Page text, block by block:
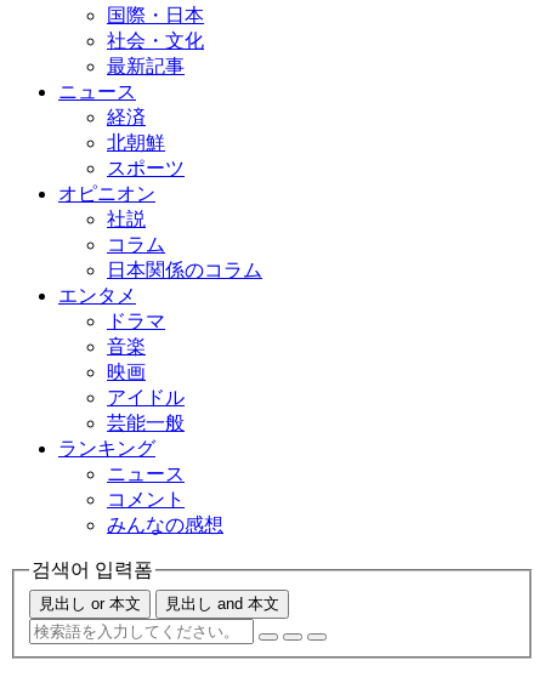
国際・日本
社会・文化
最新記事
ニュース
経済
北朝鮮
スポーツ
オピニオン
社説
コラム
日本関係のコラム
エンタメ
ドラマ
音楽
映画
アイドル
芸能一般
ランキング
ニュース
コメント
みんなの感想
검색어 입력폼
見出し or 本文 見出し and 本文